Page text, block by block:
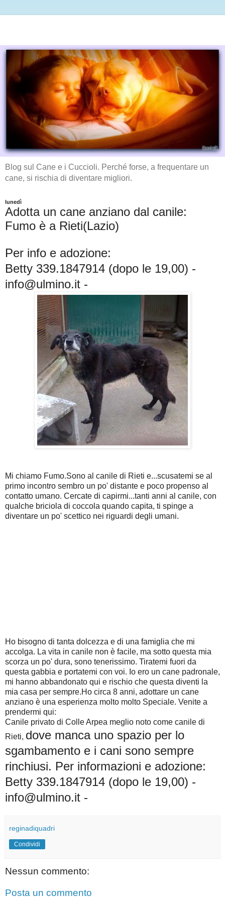
Blog sul Cane e i Cuccioli. Perché forse, a frequentare un
cane, si rischia di diventare migliori.
lunedì
Adotta un cane anziano dal canile:
Fumo è a Rieti(Lazio)
Per info e adozione:
Betty 339.1847914 (dopo le 19,00) -
info@ulmino.it -
Mi chiamo Fumo.Sono al canile di Rieti e...scusatemi se al
primo incontro sembro un po' distante e poco propenso al
contatto umano. Cercate di capirmi...tanti anni al canile, con
qualche briciola di coccola quando capita, ti spinge a
diventare un po' scettico nei riguardi degli umani.
Ho bisogno di tanta dolcezza e di una famiglia che mi
accolga. La vita in canile non è facile, ma sotto questa mia
scorza un po' dura, sono tenerissimo. Tiratemi fuori da
questa gabbia e portatemi con voi. Io ero un cane padronale,
mi hanno abbandonato qui e rischio che questa diventi la
mia casa per sempre.Ho circa 8 anni, adottare un cane
anziano è una esperienza molto molto Speciale. Venite a
prendermi qui:
Canile privato di Colle Arpea meglio noto come canile di
Rieti, dove manca uno spazio per lo
sgambamento e i cani sono sempre
rinchiusi. Per informazioni e adozione:
Betty 339.1847914 (dopo le 19,00) -
info@ulmino.it -
reginadiquadri
Condividi
Nessun commento:
Posta un commento